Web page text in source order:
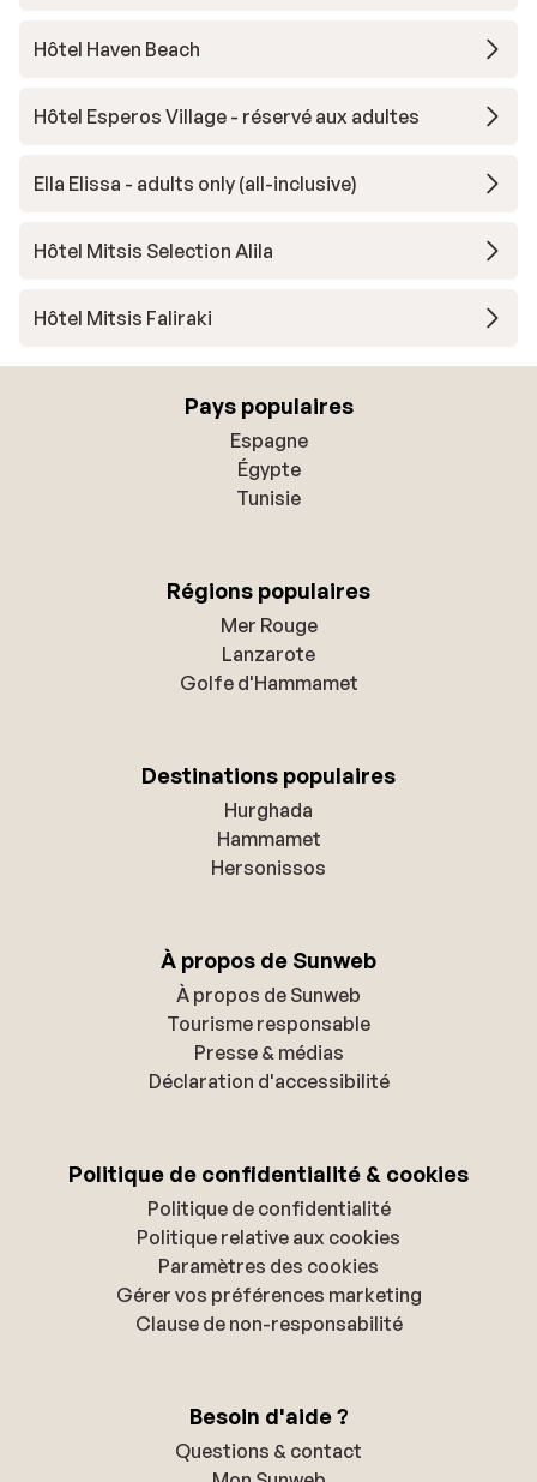
Hôtel Haven Beach
Hôtel Esperos Village - réservé aux adultes
Ella Elissa - adults only (all-inclusive)
Hôtel Mitsis Selection Alila
Hôtel Mitsis Faliraki
Pays populaires
Espagne
Égypte
Tunisie
Régions populaires
Mer Rouge
Lanzarote
Golfe d'Hammamet
Destinations populaires
Hurghada
Hammamet
Hersonissos
À propos de Sunweb
À propos de Sunweb
Tourisme responsable
Presse & médias
Déclaration d'accessibilité
Politique de confidentialité & cookies
Politique de confidentialité
Politique relative aux cookies
Paramètres des cookies
Gérer vos préférences marketing
Clause de non-responsabilité
Besoin d'aide ?
Questions & contact